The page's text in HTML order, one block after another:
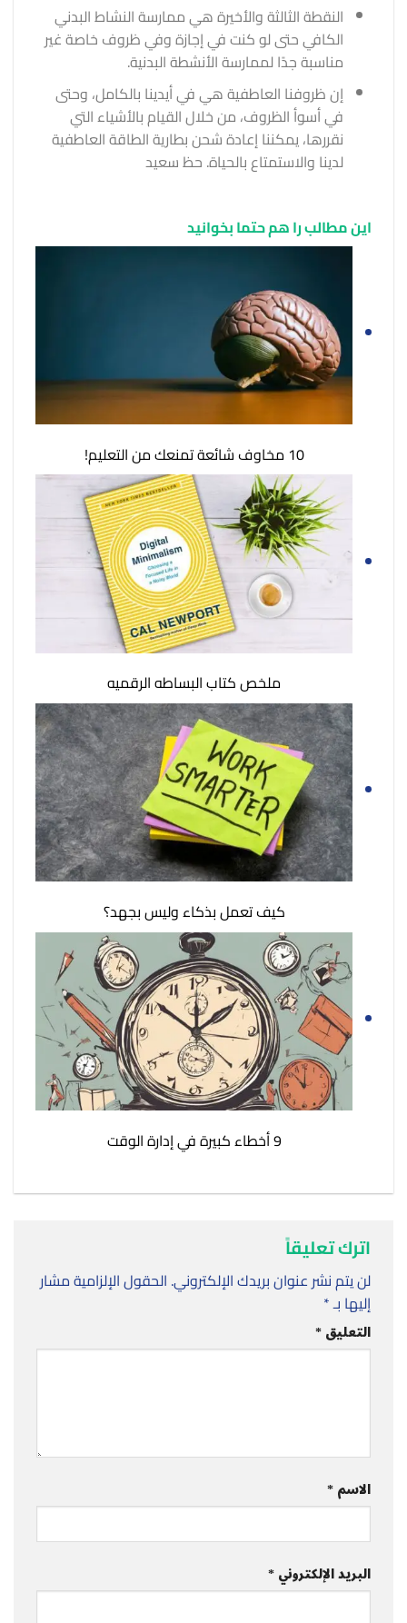
النقطة الثالثة والأخيرة هي ممارسة النشاط البدني
الكافي حتى لو كنت في إجازة وفي ظروف خاصة غير
مناسبة جدًا لممارسة الأنشطة البدنية.
إن ظروفنا العاطفية هي في أيدينا بالكامل، وحتى
في أسوأ الظروف، من خلال القيام بالأشياء التي
نقررها، يمكننا إعادة شحن بطارية الطاقة العاطفية
لدينا والاستمتاع بالحياة. حظ سعيد
این مطالب را هم حتما بخوانید
10 مخاوف شائعة تمنعك من التعليم!
ملخص كتاب البساطه الرقميه
كيف تعمل بذكاء وليس بجهد؟
9 أخطاء كبيرة في إدارة الوقت
اترك تعليقاً
لن يتم نشر عنوان بريدك الإلكتروني. الحقول الإلزامية مشار
إليها بـ*
التعليق*
الاسم*
البريد الإلكتروني*